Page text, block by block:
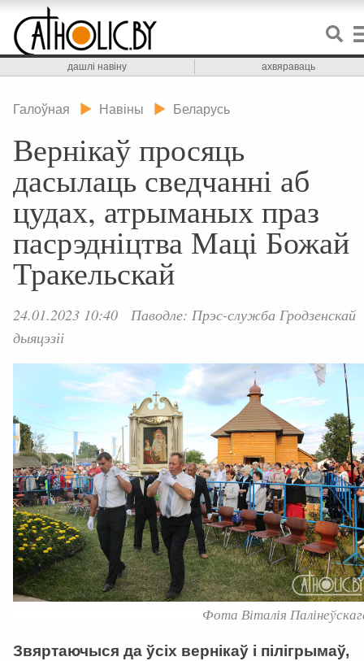
дашлі навіну ахвяраваць
Галоўная Навіны Беларусь
Вернікаў просяць
дасылаць сведчанні аб
цудах, атрыманых праз
пасрэдніцтва Маці Божай
Тракельскай
24.01.2023 10:40
Паводле: Прэс-служба Гродзенскай
дыяцэзіі
Фота Віталія
Звяртаючыся да ўсіх вернікаў і пілігрымаў,